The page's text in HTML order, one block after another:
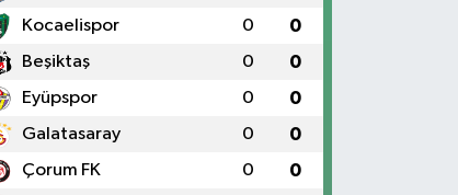
Kocaelispor 0 0
Beşiktaş 0 0
Eyüpspor 0 0
Galatasaray 0 0
Çorum FK 0 0